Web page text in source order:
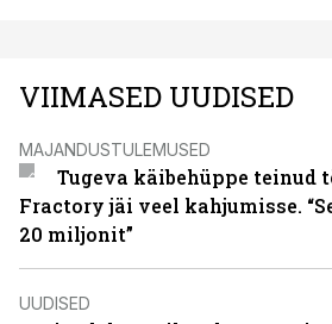
VIIMASED UUDISED
MAJANDUSTULEMUSED
Tugeva käibehüppe teinud
Fractory jäi veel kahjumisse.
20 miljonit”
UUDISED